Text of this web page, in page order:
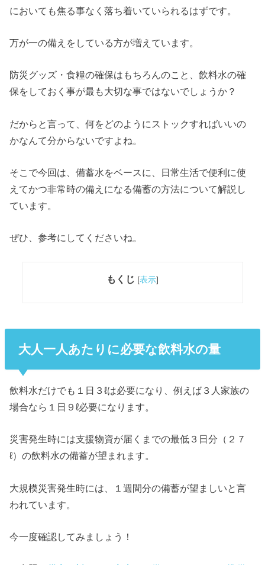
においても焦る事なく落ち着いていられるはずです。
万が一の備えをしている方が増えています。
防災グッズ・食糧の確保はもちろんのこと、飲料水の確
保をしておく事が最も大切な事ではないでしょうか？
だからと言って、何をどのようにストックすればいいの
かなんて分からないですよね。
そこで今回は、備蓄水をベースに、日常生活で便利に使
えてかつ非常時の備えになる備蓄の方法について解説し
ています。
ぜひ、参考にしてくださいね。
もくじ [表示]
大人一人あたりに必要な飲料水の量
飲料水だけでも１日３ℓは必要になり、例えば３人家族の
場合なら１日９ℓ必要になります。
災害発生時には支援物資が届くまでの最低３日分（２７
ℓ）の飲料水の備蓄が望まれます。
大規模災害発生時には、１週間分の備蓄が望ましいと言
われています。
今一度確認してみましょう！